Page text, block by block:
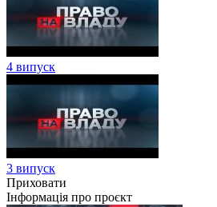
4 випуск
3 випуск
Приховати
Інформація про проєкт